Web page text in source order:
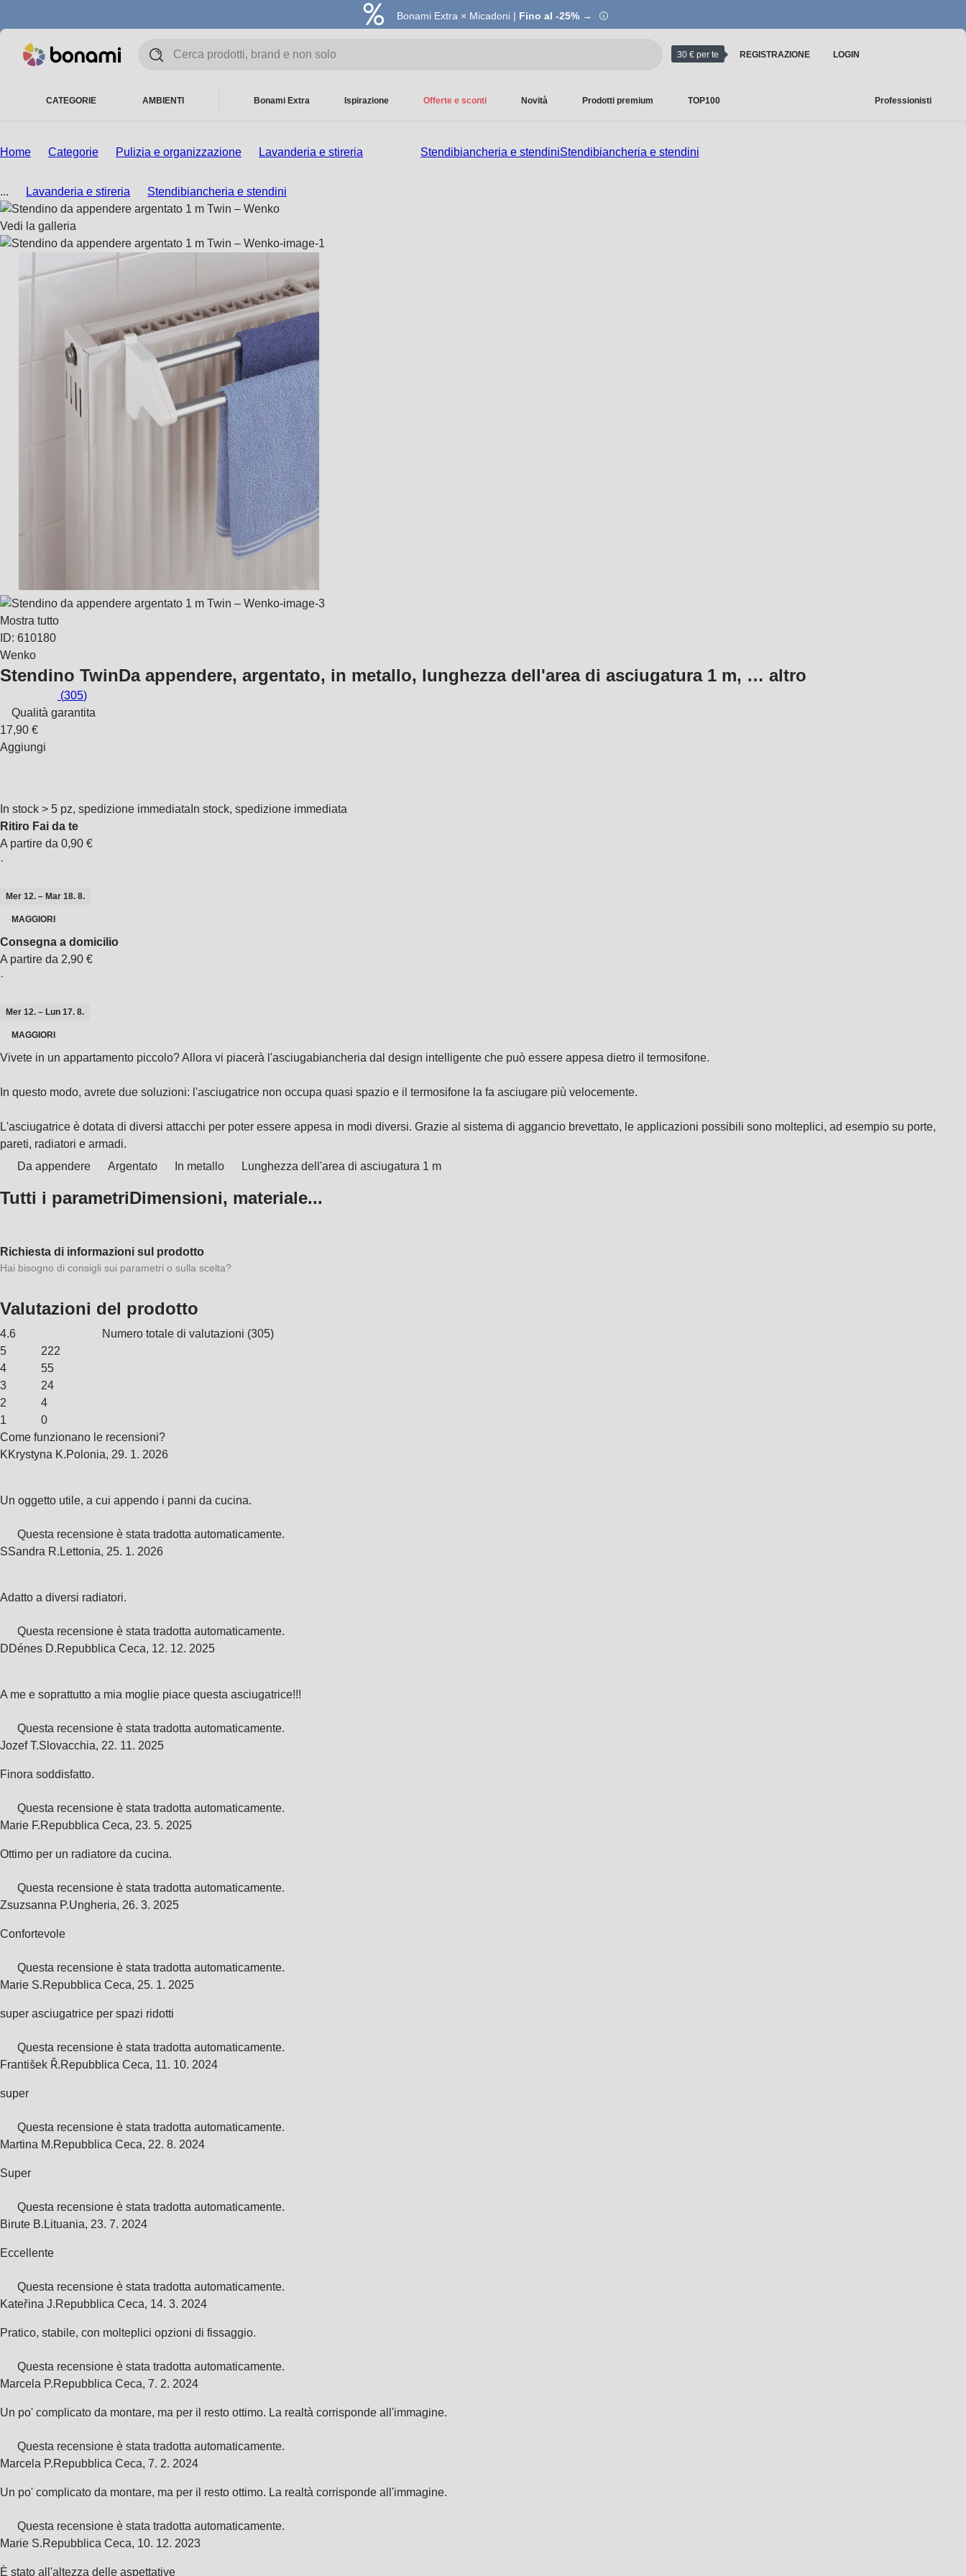
Bonami Extra × Micadoni | Fino al -25% →
30 € per te REGISTRAZIONE LOGIN
CATEGORIE AMBIENTI Bonami Extra Ispirazione Offerte e sconti Novità Prodotti premium TOP100 Professionisti
Home Categorie Pulizia e organizzazione Lavanderia e stireria Stendibiancheria e stendiniStendibiancheria e stendini
... Lavanderia e stireria Stendibiancheria e stendini
Vedi la galleria
Mostra tutto
ID: 610180
Wenko
Stendino TwinDa appendere, argentato, in metallo, lunghezza dell'area di asciugatura 1 m, … altro
(305)
Qualità garantita
17,90 €
Aggiungi
In stock > 5 pz, spedizione immediata In stock, spedizione immediata
Ritiro Fai da te
A partire da 0,90 €
·
Mer 12. – Mar 18. 8.
MAGGIORI
Consegna a domicilio
A partire da 2,90 €
·
Mer 12. – Lun 17. 8.
MAGGIORI
Vivete in un appartamento piccolo? Allora vi piacerà l'asciugabiancheria dal design intelligente che può essere appesa dietro il termosifone.
In questo modo, avrete due soluzioni: l'asciugatrice non occupa quasi spazio e il termosifone la fa asciugare più velocemente.
L'asciugatrice è dotata di diversi attacchi per poter essere appesa in modi diversi. Grazie al sistema di aggancio brevettato, le applicazioni possibili sono molteplici, ad esempio su porte,
pareti, radiatori e armadi.
Da appendere
Argentato In metallo Lunghezza dell'area di asciugatura 1 m
Tutti i parametriDimensioni, materiale...
Richiesta di informazioni sul prodotto
Hai bisogno di consigli sui parametri o sulla scelta?
Valutazioni del prodotto
4.6 Numero totale di valutazioni (305)
5
222
4
55
3
24
2
4
1
0
Come funzionano le recensioni?
KKrystyna K.Polonia, 29. 1. 2026
Un oggetto utile, a cui appendo i panni da cucina.
Questa recensione è stata tradotta automaticamente.
SSandra R. Lettonia, 25. 1. 2026
Adatto a diversi radiatori.
Questa recensione è stata tradotta automaticamente.
DDénes D.Repubblica Ceca, 12. 12. 2025
A me e soprattutto a mia moglie piace questa asciugatrice!!!
Questa recensione è stata tradotta automaticamente.
Jozef T.Slovacchia, 22. 11. 2025
Finora soddisfatto.
Questa recensione è stata tradotta automaticamente.
Marie F.Repubblica Ceca, 23. 5. 2025
Ottimo per un radiatore da cucina.
Questa recensione è stata tradotta automaticamente.
Zsuzsanna P.Ungheria, 26. 3. 2025
Confortevole
Questa recensione è stata tradotta automaticamente.
Marie S.Repubblica Ceca, 25. 1. 2025
super asciugatrice per spazi ridotti
Questa recensione è stata tradotta automaticamente.
František Ř.Repubblica Ceca, 11. 10. 2024
super
Questa recensione è stata tradotta automaticamente.
Martina M.Repubblica Ceca, 22. 8. 2024
Super
Questa recensione è stata tradotta automaticamente.
Birute B. Lituania, 23. 7. 2024
Eccellente
Questa recensione è stata tradotta automaticamente.
Kateřina J.Repubblica Ceca, 14. 3. 2024
Pratico, stabile, con molteplici opzioni di fissaggio.
Questa recensione è stata tradotta automaticamente.
Marcela P.Repubblica Ceca, 7. 2. 2024
Un po' complicato da montare, ma per il resto ottimo. La realtà corrisponde all'immagine.
Questa recensione è stata tradotta automaticamente.
Marcela P.Repubblica Ceca, 7. 2. 2024
Un po' complicato da montare, ma per il resto ottimo. La realtà corrisponde all'immagine.
Questa recensione è stata tradotta automaticamente.
Marie S.Repubblica Ceca, 10. 12. 2023
È stato all'altezza delle aspettative